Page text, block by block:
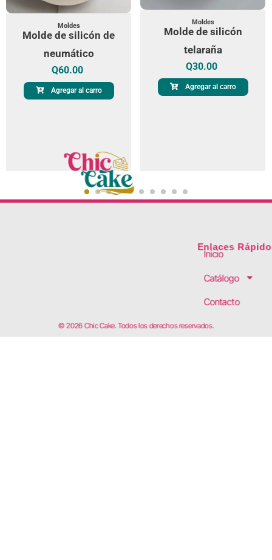
Moldes
Molde de silicón de
neumático
Q60.00
Agregar al carro
Moldes
Molde de silicón
telaraña
Q30.00
Agregar al carro
Enlaces
Inicio
Catálogo
Contacto
© 2026 Chic Cake. Todos los derechos reservados.